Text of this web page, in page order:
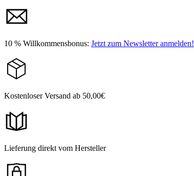
10 % Willkommensbonus: Jetzt zum Newsletter anmelden!
Kostenloser Versand ab 50,00€
Lieferung direkt vom Hersteller